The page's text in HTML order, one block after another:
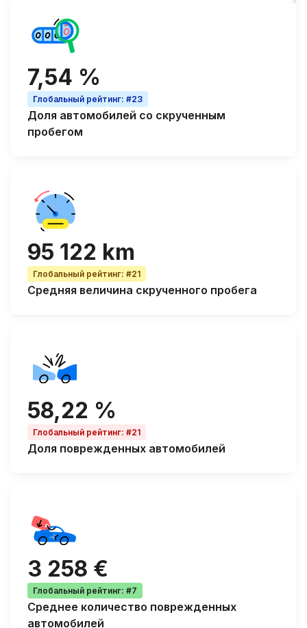
7,54 %
Глобальный рейтинг: #23
Доля автомобилей со скрученным
пробегом
95 122 km
Глобальный рейтинг: #21
Средняя величина скрученного пробега
58,22 %
Глобальный рейтинг: #21
Доля поврежденных автомобилей
3 258 €
Глобальный рейтинг: #7
Среднее количество поврежденных
автомобилей